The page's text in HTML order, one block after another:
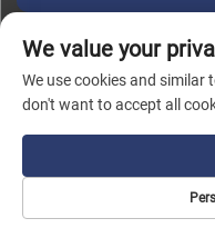
Manufacturing Technology
We value your
We use cookies and similar
don't want to accept all